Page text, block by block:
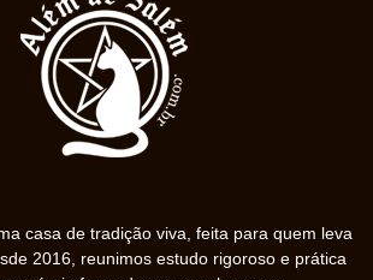
casa de tradição viva, feita para quem leva
2016, reunimos estudo rigoroso e prática